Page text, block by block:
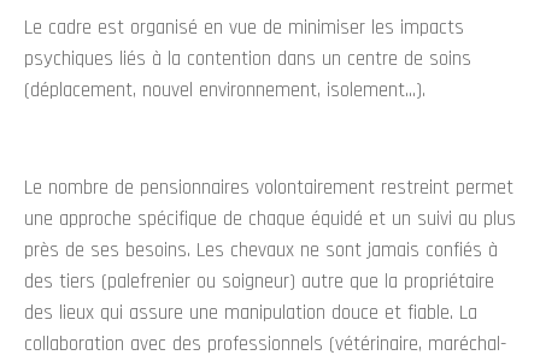
Le cadre est organisé en vue de minimiser les impacts
psychiques liés à la contention dans un centre de soins
(déplacement, nouvel environnement, isolement…).
Le nombre de pensionnaires volontairement restreint permet
une approche spécifique de chaque équidé et un suivi au plus
près de ses besoins. Les chevaux ne sont jamais confiés à
des tiers (palefrenier ou soigneur) autre que la propriétaire
des lieux qui assure une manipulation douce et fiable. La
collaboration avec des professionnels (vétérinaire, maréchal-